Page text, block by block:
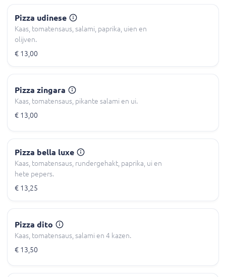
Pizza udinese
Kaas, tomatensaus, salami, paprika, uien en
olijven.
€ 13,00
Pizza zingara
Kaas, tomatensaus, pikante salami en ui.
€ 13,00
Pizza bella luxe
Kaas, tomatensaus, rundergehakt, paprika, ui en
hete pepers.
€ 13,25
Pizza dito
Kaas, tomatensaus, salami en 4 kazen.
€ 13,50